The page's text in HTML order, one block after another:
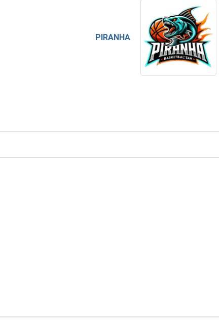
PIRANHA